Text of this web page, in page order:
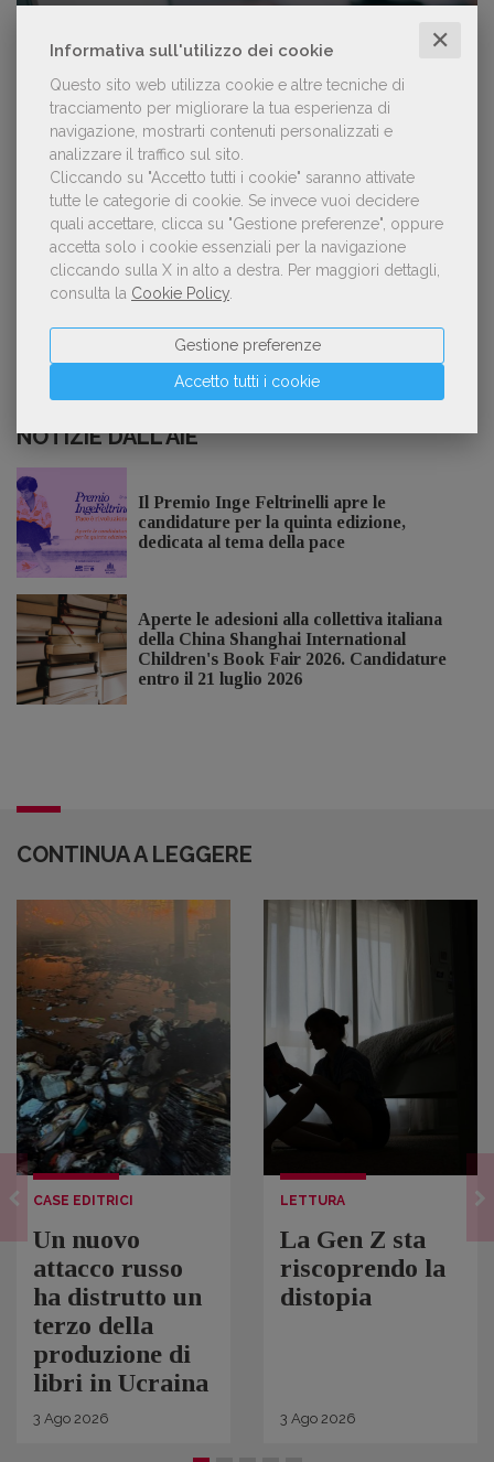
Informativa sull'utilizzo dei cookie ✕
Questo sito web utilizza cookie e altre tecniche di
tracciamento per migliorare la tua esperienza di
navigazione, mostrarti contenuti personalizzati e
analizzare il traffico sul sito.
Cliccando su "Accetto tutti i cookie" saranno attivate
tutte le categorie di cookie. Se invece vuoi decidere
quali accettare, clicca su "Gestione preferenze", oppure
accetta solo i cookie essenziali per la navigazione
cliccando sulla X in alto a destra. Per maggiori dettagli,
consulta la Cookie Policy
Accetto tutti i cookie
Gestione preferenze
sull’intelligenza artificiale
Kobo ha rifiutato il 45% dei testi ricevuti per
sospetto utilizzo dell’IA
«La voce umana? Ha un valore aggiunto
impareggiabile». Simona Musmeci, product
NOTIZIE DALL'AIE
Il Premio Inge Feltrinelli apre le
candidature per la quinta edizione,
dedicata al tema della pace
Aperte le adesioni alla collettiva italiana
della China Shanghai International
Children's Book Fair 2026. Candidature
entro il 21 luglio 2026
CONTINUA A LEGGERE
CASE EDITRICI
Un nuovo
attacco russo
ha distrutto un
terzo della
produzione di
libri in Ucraina
3 Ago 2026
LETTURA
La Gen Z sta
riscoprendo la
distopia
3 Ago 2026